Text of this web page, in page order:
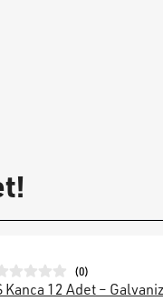
(0)
Kanca 12 Adet – Galvaniz